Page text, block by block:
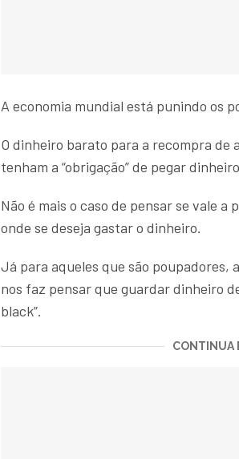
A economia mundial está punindo os
O dinheiro barato para a recompra de
tenham a “obrigação” de pegar
Não é mais o caso de pensar se vale
onde se deseja gastar o dinheiro.
Já para aqueles que são poupadores,
nos faz pensar que guardar dinheiro
black”.
CONTINUA